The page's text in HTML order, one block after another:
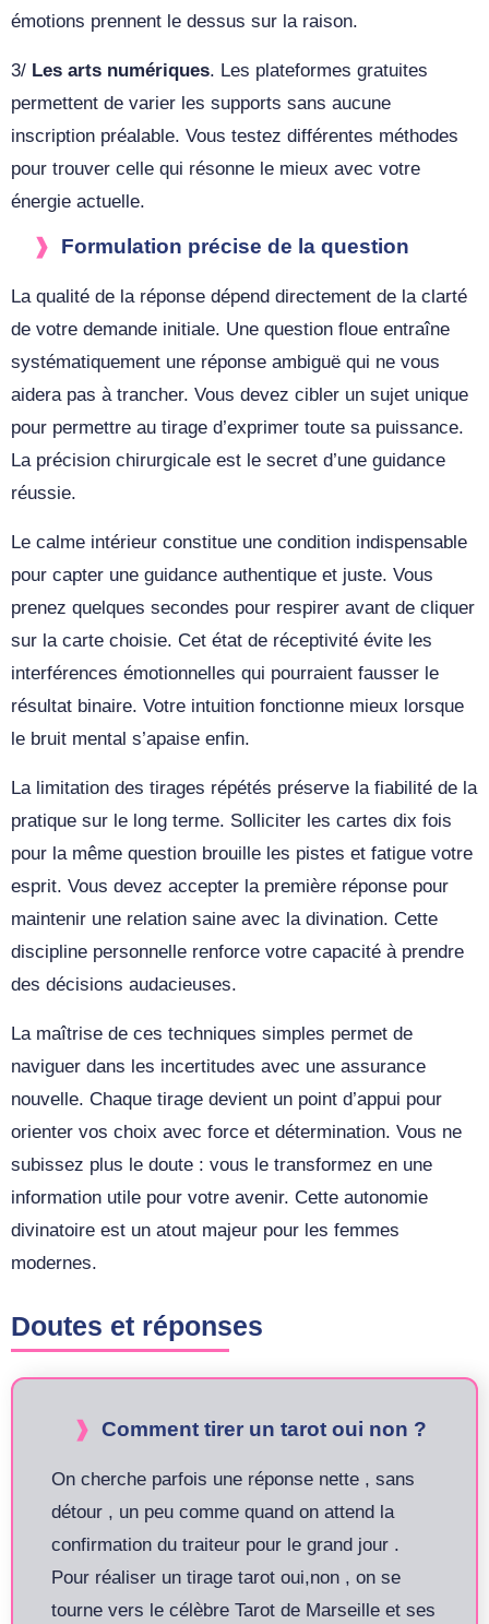
émotions prennent le dessus sur la raison.
3/ Les arts numériques. Les plateformes gratuites
permettent de varier les supports sans aucune
inscription préalable. Vous testez différentes méthodes
pour trouver celle qui résonne le mieux avec votre
énergie actuelle.
Formulation précise de la question
La qualité de la réponse dépend directement de la clarté
de votre demande initiale. Une question floue entraîne
systématiquement une réponse ambiguë qui ne vous
aidera pas à trancher. Vous devez cibler un sujet unique
pour permettre au tirage d’exprimer toute sa puissance.
La précision chirurgicale est le secret d’une guidance
réussie.
Le calme intérieur constitue une condition indispensable
pour capter une guidance authentique et juste. Vous
prenez quelques secondes pour respirer avant de cliquer
sur la carte choisie. Cet état de réceptivité évite les
interférences émotionnelles qui pourraient fausser le
résultat binaire. Votre intuition fonctionne mieux lorsque
le bruit mental s’apaise enfin.
La limitation des tirages répétés préserve la fiabilité de la
pratique sur le long terme. Solliciter les cartes dix fois
pour la même question brouille les pistes et fatigue votre
esprit. Vous devez accepter la première réponse pour
maintenir une relation saine avec la divination. Cette
discipline personnelle renforce votre capacité à prendre
des décisions audacieuses.
La maîtrise de ces techniques simples permet de
naviguer dans les incertitudes avec une assurance
nouvelle. Chaque tirage devient un point d’appui pour
orienter vos choix avec force et détermination. Vous ne
subissez plus le doute : vous le transformez en une
information utile pour votre avenir. Cette autonomie
divinatoire est un atout majeur pour les femmes
modernes.
Doutes et réponses
Comment tirer un tarot oui non ?
On cherche parfois une réponse nette , sans
détour , un peu comme quand on attend la
confirmation du traiteur pour le grand jour .
Pour réaliser un tirage tarot oui,non , on se
tourne vers le célèbre Tarot de Marseille et ses